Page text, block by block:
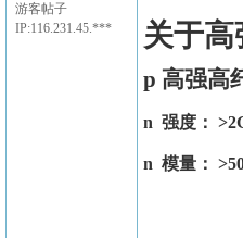
游客帖子
IP:116.231.45.***
关于
p 高强高
n 强度：
n 模量：